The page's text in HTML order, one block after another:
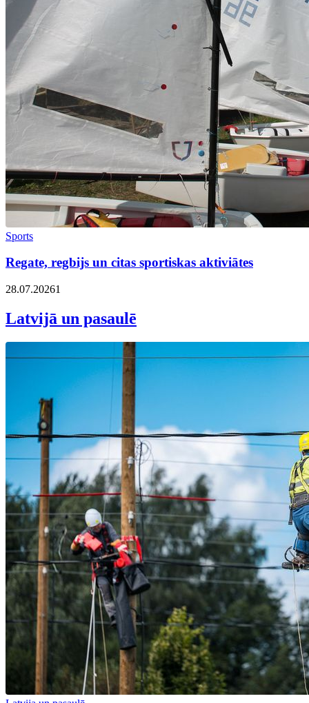
Sports
Regate, regbijs un citas sportiskas aktiviātes
28.07.20261
Latvijā un pasaulē